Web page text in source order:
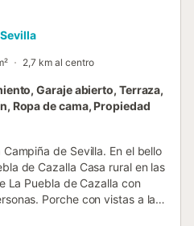
2,7 km al centro
Garaje abierto, Terraza,
Ropa de cama, Propiedad
de Sevilla. En el bello
de Cazalla Casa rural en las
La Puebla de Cazalla con
Porche con vistas a la